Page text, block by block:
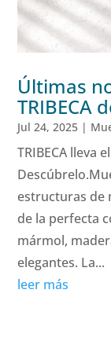
Últimas
TRIBECA
Jul 24, 2025 |
TRIBECA lleva
estructuras de
de la perfecta
mármol,
elegantes. La...
leer más